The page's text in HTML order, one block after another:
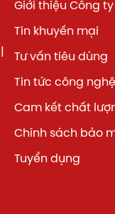
Giới thiệu Công ty
Tin khuyến mại
Tư vấn tiêu dùng
Tin tức công nghệ
Cam kết chất
Chính sách bảo
Tuyển dụng